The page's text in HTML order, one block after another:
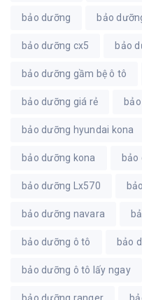
bảo dưỡng bảo
bảo dưỡng cx5 bảo
bảo dưỡng gầm bệ ô tô
bảo dưỡng giá rẻ
bảo dưỡng hyundai kona
bảo dưỡng kona bảo
bảo dưỡng Lx570
bảo dưỡng navara
bảo dưỡng ô tô bảo
bảo dưỡng ô tô lấy ngay
bảo dưỡng ranger